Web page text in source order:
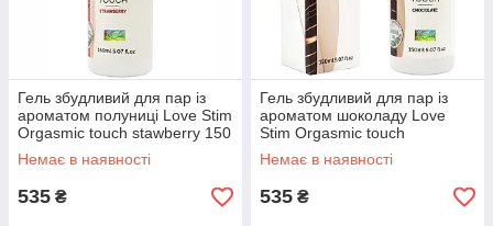
Гель збудливий для пар із
ароматом полуниці Love Stim
Orgasmic touch stawberry 150
мл Talla
Немає в наявності
535 ₴
Гель збудливий для пар із
ароматом шоколаду Love
Stim Orgasmic touch
chocolate 150 мл Talla
Немає в наявності
535 ₴